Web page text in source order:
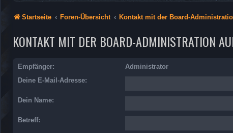
Startseite Foren-Übersicht Kontakt mit der Board-
KONTAKT MIT DER BOARD-ADMINISTRATION
Empfänger:
Administrator
Deine E-Mail-Adresse:
Dein Name:
Betreff: